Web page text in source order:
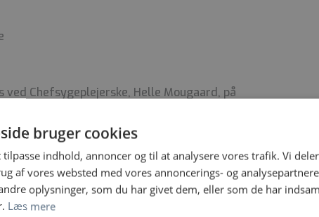
Chefsygeplejerske, Helle Mougaard, på
og ved Ledende Overlæge,
eller telefon +299 344572
bruger cookies
indhold, annoncer og til at analysere vores trafik. Vi
af vores websted med vores annoncerings- og
oplysninger, som du har givet dem, eller som de har
Læs mere